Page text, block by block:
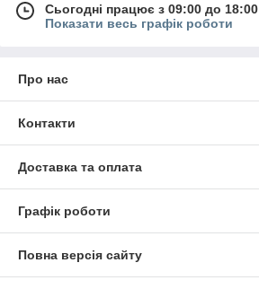
Сьогодні працює з 09:00 до 18:00
Показати весь графік роботи
Про нас
Контакти
Доставка та оплата
Графік роботи
Повна версія сайту